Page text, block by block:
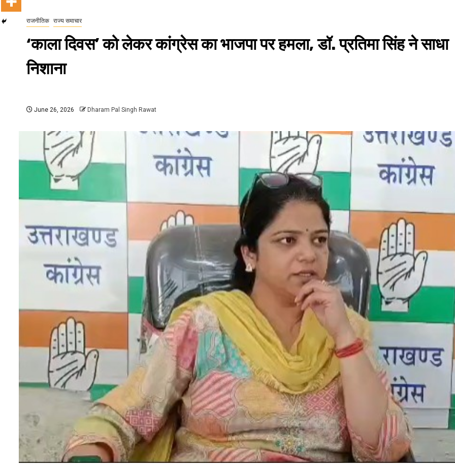
राजनीतिक राज्य समाचार
‘काला दिवस’ को लेकर कांग्रेस का भाजपा पर हमला, डॉ. प्रतिमा सिंह ने साधा
निशाना
June 26, 2026 Dharam Pal Singh Rawat